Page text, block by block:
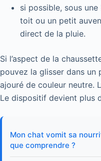
si possible, sous
toit ou un petit
direct de la pluie.
Si l’aspect de la
pouvez la glisser dans
ajouré de couleur neutre.
Le dispositif devient plus
Mon chat vomit sa
que comprendre ?